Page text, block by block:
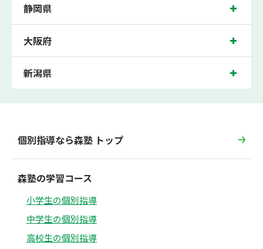
静岡県
大阪府
新潟県
個別指導なら森塾 トップ
森塾の学習コース
小学生の個別指導
中学生の個別指導
高校生の個別指導